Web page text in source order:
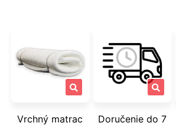
Vrchný matrac
Doručenie do 7